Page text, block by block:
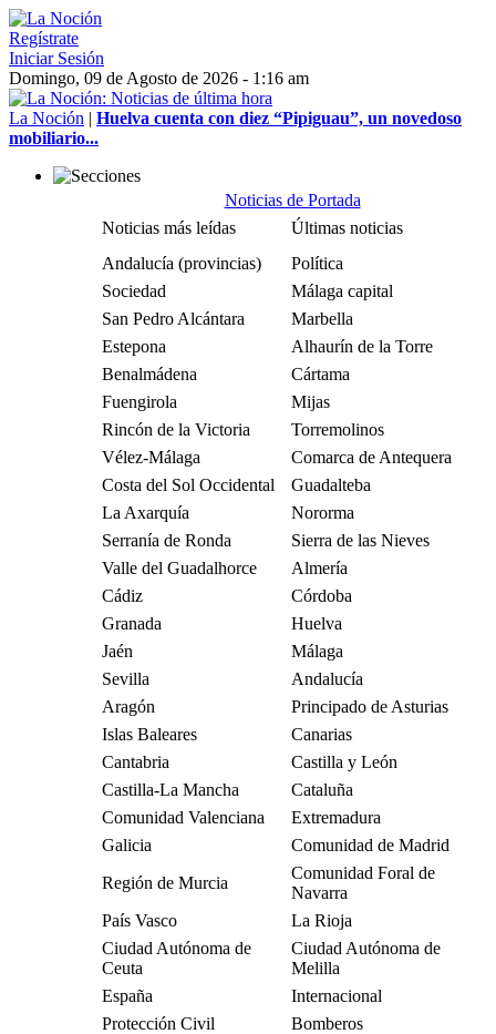
Regístrate
Iniciar Sesión
Domingo, 09 de Agosto de 2026 - 1:16 am
La Noción | Huelva cuenta con diez “Pipiguau”, un novedoso
mobiliario...
Noticias de Portada
Noticias más leídas
Últimas noticias
Andalucía (provincias)
Política
Sociedad
Málaga capital
San Pedro Alcántara
Marbella
Estepona
Alhaurín de la Torre
Benalmádena
Cártama
Fuengirola
Mijas
Rincón de la Victoria
Torremolinos
Vélez-Málaga
Comarca de Antequera
Costa del Sol Occidental
Guadalteba
La Axarquía
Nororma
Serranía de Ronda
Sierra de las Nieves
Valle del Guadalhorce
Almería
Cádiz
Córdoba
Granada
Huelva
Jaén
Málaga
Sevilla
Andalucía
Aragón
Principado de Asturias
Islas Baleares
Canarias
Cantabria
Castilla y León
Castilla-La Mancha
Cataluña
Comunidad Valenciana
Extremadura
Galicia
Comunidad de Madrid
Región de Murcia
Comunidad Foral de
Navarra
País Vasco
La Rioja
Ciudad Autónoma de
Ceuta
Ciudad Autónoma de
Melilla
España
Internacional
Protección Civil
Bomberos